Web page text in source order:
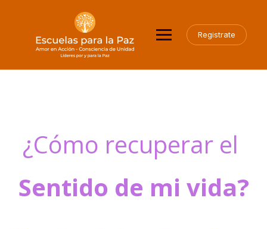
Registrate
¿Cómo recuperar el
Sentido de mi vida?